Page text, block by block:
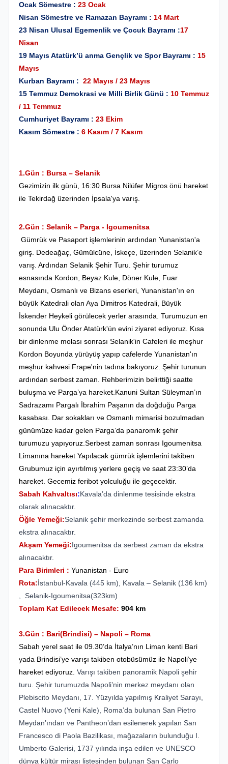
Ocak Sömestre : 23 Ocak
Nisan Sömestre ve Ramazan Bayramı : 14 Mart
23 Nisan Ulusal Egemenlik ve Çocuk Bayramı :17
Nisan
19 Mayıs Atatürk’ü anma Gençlik ve Spor Bayramı : 15
Mayıs
Kurban Bayramı : 22 Mayıs / 23 Mayıs
15 Temmuz Demokrasi ve Milli Birlik Günü : 10 Temmuz
/ 11 Temmuz
Cumhuriyet Bayramı : 23 Ekim
Kasım Sömestre : 6 Kasım / 7 Kasım
1.Gün : Bursa – Selanik
Gezimizin ilk günü, 16:30 Bursa Nilüfer Migros önü hareket
ile Tekirdağ üzerinden İpsala'ya varış.
2.Gün : Selanik – Parga - Igoumenitsa
Gümrük ve Pasaport işlemlerinin ardından Yunanistan'a
giriş. Dedeağaç, Gümülcüne, İskeçe, üzerinden Selanik’e
varış. Ardından Selanik Şehir Turu. Şehir turumuz
esnasında Kordon, Beyaz Kule, Döner Kule, Fuar
Meydanı, Osmanlı ve Bizans eserleri, Yunanistan'ın en
büyük Katedrali olan Aya Dimitros Katedrali, Büyük
İskender Heykeli görülecek yerler arasında. Turumuzun en
sonunda Ulu Önder Atatürk'ün evini ziyaret ediyoruz. Kısa
bir dinlenme molası sonrası Selanik'in Cafeleri ile meşhur
Kordon Boyunda yürüyüş yapıp cafelerde Yunanistan'ın
meşhur kahvesi Frape'nin tadına bakıyoruz. Şehir turunun
ardından serbest zaman. Rehberimizin belirttiği saatte
buluşma ve Parga’ya hareket.Kanuni Sultan Süleyman’ın
Sadrazamı Pargalı İbrahim Paşanın da doğduğu Parga
kasabası. Dar sokakları ve Osmanlı mimarisi bozulmadan
günümüze kadar gelen Parga’da panaromik şehir
turumuzu yapıyoruz.Serbest zaman sonrası Igoumenitsa
Limanına hareket Yapılacak gümrük işlemlerini takiben
Grubumuz için ayırtılmış yerlere geçiş ve saat 23:30’da
hareket. Gecemiz feribot yolculuğu ile geçecektir.
Sabah Kahvaltısı:Kavala’da dinlenme tesisinde ekstra
olarak alınacaktır.
Öğle Yemeği:Selanik şehir merkezinde serbest zamanda
ekstra alınacaktır.
Akşam Yemeği:Igoumenitsa da serbest zaman da ekstra
alınacaktır.
Para Birimleri : Yunanistan - Euro
Rota:İstanbul-Kavala (445 km), Kavala – Selanik (136 km)
, Selanik-Igoumenitsa(323km)
Toplam Kat Edilecek Mesafe: 904 km
3.Gün : Bari(Brindisi) – Napoli – Roma
Sabah yerel saat ile 09.30’da İtalya’nın Liman kenti Bari
yada Brindisi’ye varışı takiben otobüsümüz ile Napoli’ye
hareket ediyoruz. Varışı takiben panoramik Napoli şehir
turu. Şehir turumuzda Napoli’nin merkez meydanı olan
Plebiscito Meydanı, 17. Yüzyılda yapılmış Kraliyet Sarayı,
Castel Nuovo (Yeni Kale), Roma’da bulunan San Pietro
Meydan’ından ve Pantheon’dan esilenerek yapılan San
Francesco di Paola Bazilikası, mağazaların bulunduğu I.
Umberto Galerisi, 1737 yılında inşa edilen ve UNESCO
dünya kültür mirası listesinden bulunan San Carlo